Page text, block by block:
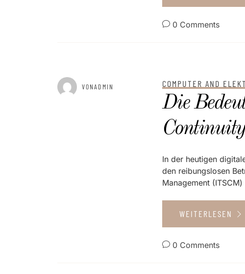
0 Comments
GEPOSTET AM MÄRZ 30, 2025
VONADMIN COMPUTER AND
Die
In der heutigen
den reibungslosen
Management
WEITERLESEN
0 Comments